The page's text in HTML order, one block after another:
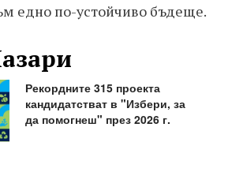
едно по-устойчиво бъдеще.
Рекордните 315 проекта
кандидатстват в "Избери, за
да помогнеш" през 2026 г.